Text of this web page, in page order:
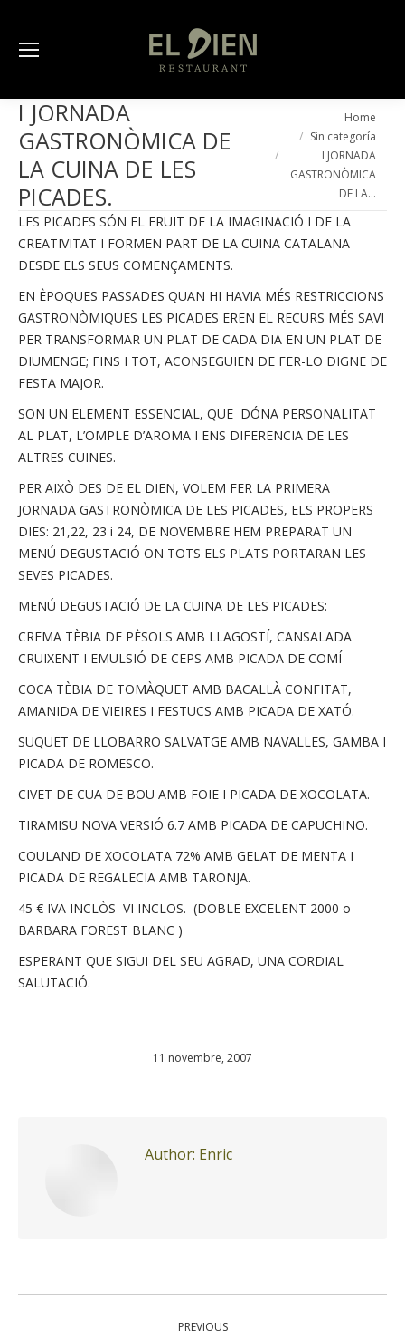
I JORNADA
GASTRONÒMICA DE
LA CUINA DE LES
PICADES.
Home
Sin categoría
I JORNADA
GASTRONÒMICA
DE LA…
LES PICADES SÓN EL FRUIT DE LA IMAGINACIÓ I DE LA
CREATIVITAT I FORMEN PART DE LA CUINA CATALANA
DESDE ELS SEUS COMENÇAMENTS.
EN ÈPOQUES PASSADES QUAN HI HAVIA MÉS RESTRICCIONS
GASTRONÒMIQUES LES PICADES EREN EL RECURS MÉS SAVI
PER TRANSFORMAR UN PLAT DE CADA DIA EN UN PLAT DE
DIUMENGE; FINS I TOT, ACONSEGUIEN DE FER-LO DIGNE DE
FESTA MAJOR.
SON UN ELEMENT ESSENCIAL, QUE DÓNA PERSONALITAT
AL PLAT, L’OMPLE D’AROMA I ENS DIFERENCIA DE LES
ALTRES CUINES.
PER AIXÒ DES DE EL DIEN, VOLEM FER LA PRIMERA
JORNADA GASTRONÒMICA DE LES PICADES, ELS PROPERS
DIES: 21,22, 23 i 24, DE NOVEMBRE HEM PREPARAT UN
MENÚ DEGUSTACIÓ ON TOTS ELS PLATS PORTARAN LES
SEVES PICADES.
MENÚ DEGUSTACIÓ DE LA CUINA DE LES PICADES:
CREMA TÈBIA DE PÈSOLS AMB LLAGOSTÍ, CANSALADA
CRUIXENT I EMULSIÓ DE CEPS AMB PICADA DE COMÍ
COCA TÈBIA DE TOMÀQUET AMB BACALLÀ CONFITAT,
AMANIDA DE VIEIRES I FESTUCS AMB PICADA DE XATÓ.
SUQUET DE LLOBARRO SALVATGE AMB NAVALLES, GAMBA I
PICADA DE ROMESCO.
CIVET DE CUA DE BOU AMB FOIE I PICADA DE XOCOLATA.
TIRAMISU NOVA VERSIÓ 6.7 AMB PICADA DE CAPUCHINO.
COULAND DE XOCOLATA 72% AMB GELAT DE MENTA I
PICADA DE REGALECIA AMB TARONJA.
45 € IVA INCLÒS VI INCLOS. (DOBLE EXCELENT 2000 o
BARBARA FOREST BLANC )
ESPERANT QUE SIGUI DEL SEU AGRAD, UNA CORDIAL
SALUTACIÓ.
11 novembre, 2007
Author: Enric
Post
PREVIOUS